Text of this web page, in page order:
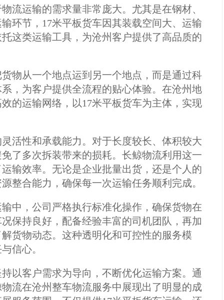
流运输的需求量非常庞大。尤其是在钢材、
环节，17米平板货车因其装载空间大、运输
这类运输工具，为沧州客户提供了高品质的
物从一个地点运到另一个地点，而是通过科
，为客户提供全流程的贴心体验。在沧州地
的运输网络，以17米平板货车为主体，实现
活性和承载能力。对于长度较长、体积较大
了多次拆装带来的损耗。长鲸物流利用这一
输效率。无论是企业批量出货，还是个人的
整合能力，确保每一次运输任务顺利完成。
中，公司严格执行标准化操作，确保货物在
保持良好，配备经验丰富的司机团队，再加
货物动态。这种透明化和可控性的服务模
信心。
以客户需求为导向，不断优化运输方案。通
流在沧州整车物流服务中展现出了明显的成